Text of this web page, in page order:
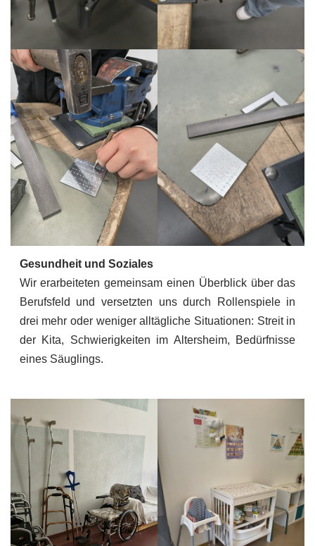
Gesundheit und Soziales
Wir erarbeiteten gemeinsam einen Überblick über das
Berufsfeld und versetzten uns durch Rollenspiele in
drei mehr oder weniger alltägliche Situationen: Streit in
der Kita, Schwierigkeiten im Altersheim, Bedürfnisse
eines Säuglings.